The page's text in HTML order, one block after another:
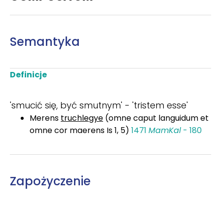
Semantyka
Definicje
'smucić się, być smutnym' - 'tristem esse'
Merens truchlegye (omne caput languidum et
omne cor maerens Is 1, 5) 1471 MamKal - 180
Zapożyczenie